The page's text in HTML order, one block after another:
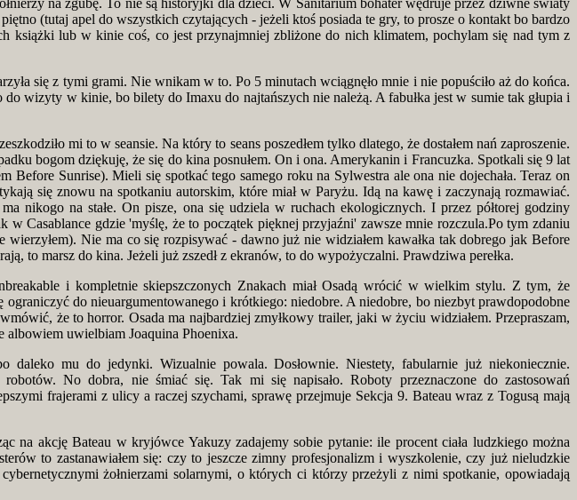
(tutaj apel do wszystkich czytających - jeżeli ktoś posiada te gry, to prosze o kontakt bo bardzo
książki lub w kinie coś, co jest przynajmniej zbliżone do nich klimatem, pochylam się nad tym z
się z tymi grami. Nie wnikam w to. Po 5 minutach wciągnęło mnie i nie popuściło aż do końca.
wizyty w kinie, bo bilety do Imaxu do najtańszych nie należą. A fabułka jest w sumie tak głupia i
mi to w seansie. Na który to seans poszedłem tylko dlatego, że dostałem nań zaproszenie.
bogom dziękuję, że się do kina posnułem. On i ona. Amerykanin i Francuzka. Spotkali się 9 lat
Sunrise). Mieli się spotkać tego samego roku na Sylwestra ale ona nie dojechała. Teraz on
się znowu na spotkaniu autorskim, które miał w Paryżu. Idą na kawę i zaczynają rozmawiać.
nikogo na stałe. On pisze, ona się udziela w ruchach ekologicznych. I przez półtorej godziny
Casablance gdzie 'myślę, że to początek pięknej przyjaźni' zawsze mnie rozczula.Po tym zdaniu
Nie ma co się rozpisywać - dawno już nie widziałem kawałka tak dobrego jak Before
to marsz do kina. Jeżeli już zszedł z ekranów, to do wypożyczalni. Prawdziwa perełka.
i kompletnie skiepszczonych Znakach miał Osadą wrócić w wielkim stylu. Z tym, że
do nieuargumentowanego i krótkiego: niedobre. A niedobre, bo niezbyt prawdopodobne
że to horror. Osada ma najbardziej zmyłkowy trailer, jaki w życiu widziałem. Przepraszam,
albowiem uwielbiam Joaquina Phoenixa.
mu do jedynki. Wizualnie powala. Dosłownie. Niestety, fabularnie już niekoniecznie.
No dobra, nie śmiać się. Tak mi się napisało. Roboty przeznaczone do zastosowań
frajerami z ulicy a raczej szychami, sprawę przejmuje Sekcja 9. Bateau wraz z Togusą mają
na akcję Bateau w kryjówce Yakuzy zadajemy sobie pytanie: ile procent ciała ludzkiego można
to zastanawiałem się: czy to jeszcze zimny profesjonalizm i wyszkolenie, czy już nieludzkie
żołnierzami solarnymi, o których ci którzy przeżyli z nimi spotkanie, opowiadają